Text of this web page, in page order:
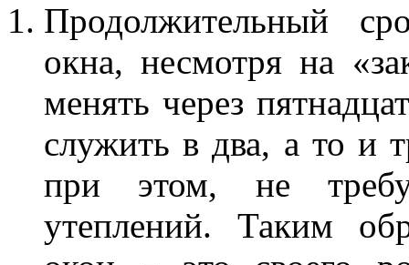
Продолжительный
окна, несмотря на
менять через
служить в два, а то и
при этом, не
утеплений. Таким